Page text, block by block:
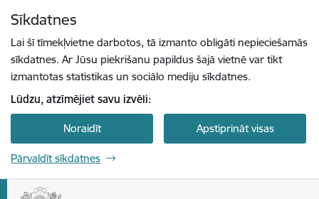
Sīkdatnes
Lai šī tīmekļvietne darbotos, tā izmanto obligāti nepieciešamās
sīkdatnes. Ar Jūsu piekrišanu papildus šajā vietnē var tikt
izmantotas statistikas un sociālo mediju sīkdatnes.
Lūdzu, atzīmējiet savu izvēli:
Noraidīt Apstiprināt visas
Pārvaldīt sīkdatnes